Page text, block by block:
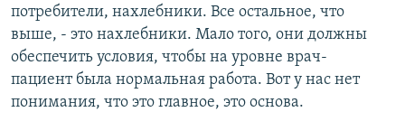
потребители, нахлебники. Все остальное, что
выше, - это нахлебники. Мало того, они должны
обеспечить условия, чтобы на уровне врач-
пациент была нормальная работа. Вот у нас нет
понимания, что это главное, это основа.